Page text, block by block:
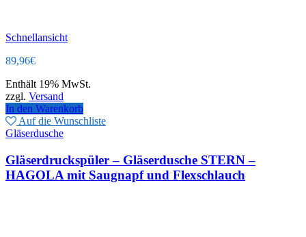
Schnellansicht
89,96€
Enthält 19% MwSt.
zzgl. Versand
In den Warenkorb
Auf die Wunschliste
Gläserdusche
Gläserdruckspüler – Gläserdusche STERN –
HAGOLA mit Saugnapf und Flexschlauch